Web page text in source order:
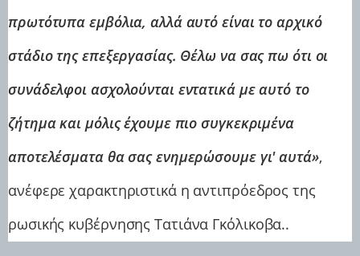
πρωτότυπα εμβόλια, αλλά αυτό είναι το αρχικό
στάδιο της επεξεργασίας. Θέλω να σας πω ότι οι
συνάδελφοι ασχολούνται εντατικά με αυτό το
ζήτημα και μόλις έχουμε πιο συγκεκριμένα
αποτελέσματα θα σας ενημερώσουμε γι' αυτά»,
ανέφερε χαρακτηριστικά η αντιπρόεδρος της
ρωσικής κυβέρνησης Τατιάνα Γκόλικοβα..